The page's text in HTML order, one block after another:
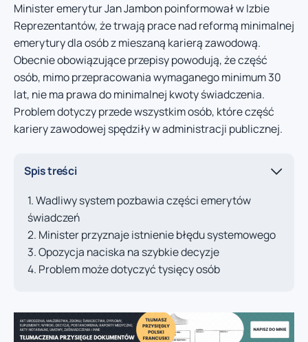
Minister emerytur Jan Jambon poinformował w Izbie
Reprezentantów, że trwają prace nad reformą minimalnej
emerytury dla osób z mieszaną karierą zawodową.
Obecnie obowiązujące przepisy powodują, że część
osób, mimo przepracowania wymaganego minimum 30
lat, nie ma prawa do minimalnej kwoty świadczenia.
Problem dotyczy przede wszystkim osób, które część
kariery zawodowej spędziły w administracji publicznej.
Spis treści
Wadliwy system pozbawia części emerytów
świadczeń
Minister przyznaje istnienie błędu systemowego
Opozycja naciska na szybkie decyzje
Problem może dotyczyć tysięcy osób